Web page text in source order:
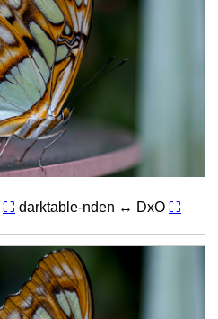
⛶ darktable-nden ↔ DxO ⛶